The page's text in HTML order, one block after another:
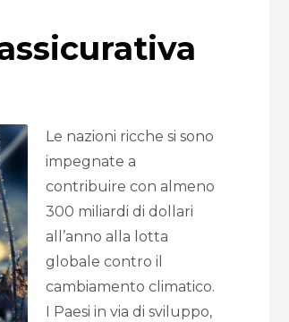
Le nazioni ricche si sono
impegnate a
contribuire con almeno
300 miliardi di dollari
all’anno alla lotta
globale contro il
cambiamento climatico.
I Paesi in via di sviluppo,